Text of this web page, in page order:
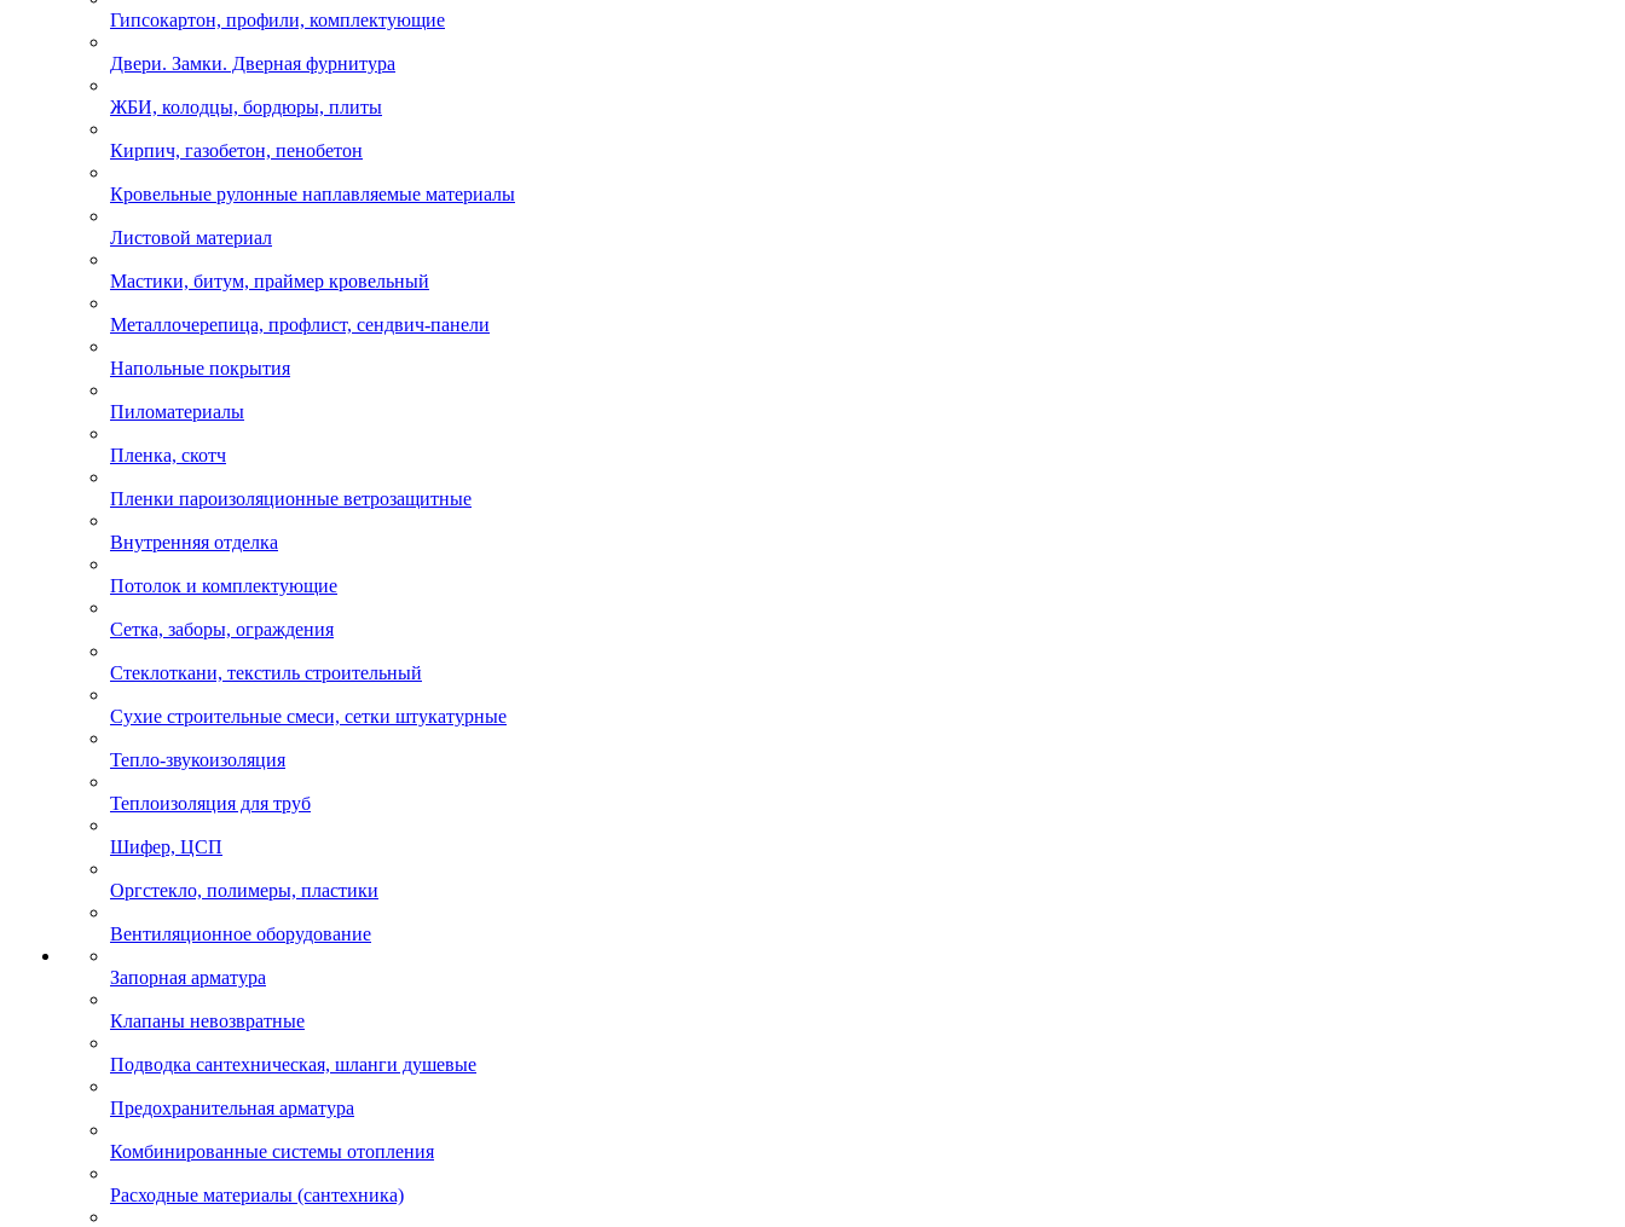
Гипсокартон, профили, комплектующие
Двери. Замки. Дверная фурнитура
ЖБИ, колодцы, бордюры, плиты
Кирпич, газобетон, пенобетон
Кровельные рулонные наплавляемые материалы
Листовой материал
Мастики, битум, праймер кровельный
Металлочерепица, профлист, сендвич-панели
Напольные покрытия
Пиломатериалы
Пленка, скотч
Пленки пароизоляционные ветрозащитные
Внутренняя отделка
Потолок и комплектующие
Сетка, заборы, ограждения
Стеклоткани, текстиль строительный
Сухие строительные смеси, сетки штукатурные
Тепло-звукоизоляция
Теплоизоляция для труб
Шифер, ЦСП
Оргстекло, полимеры, пластики
Вентиляционное оборудование
Запорная арматура
Клапаны невозвратные
Подводка сантехническая, шланги душевые
Предохранительная арматура
Комбинированные системы отопления
Расходные материалы (сантехника)